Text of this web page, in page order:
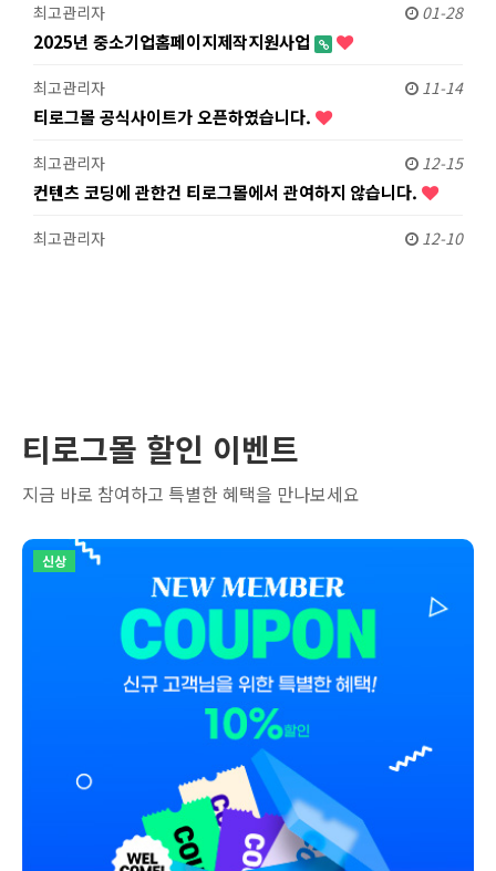
최고관리자 01-28
2025년 중소기업홈페이지제작지원사업
최고관리자 11-14
티로그몰 공식사이트가 오픈하였습니다.
최고관리자 12-15
컨텐츠 코딩에 관한건 티로그몰에서 관여하지 않습니다.
최고관리자 12-10
티로그몰 할인 이벤트
지금 바로 참여하고 특별한 혜택을 만나보세요
신상